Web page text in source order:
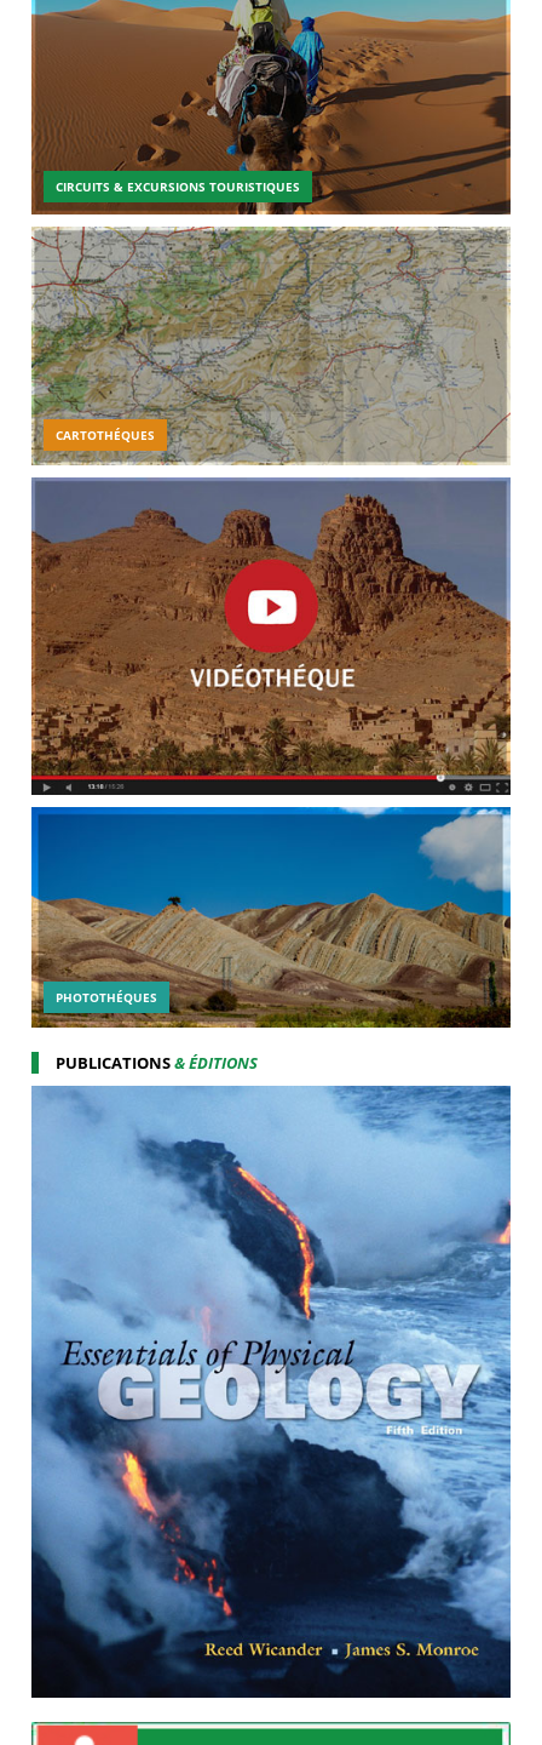
CIRCUITS & EXCURSIONS TOURISTIQUES
CARTOTHÉQUES
PHOTOTHÉQUES
PUBLICATIONS& ÉDITIONS